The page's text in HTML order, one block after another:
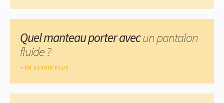
Quel manteau porter avecun pantalon
fluide ?
EN SAVOIR PLUS